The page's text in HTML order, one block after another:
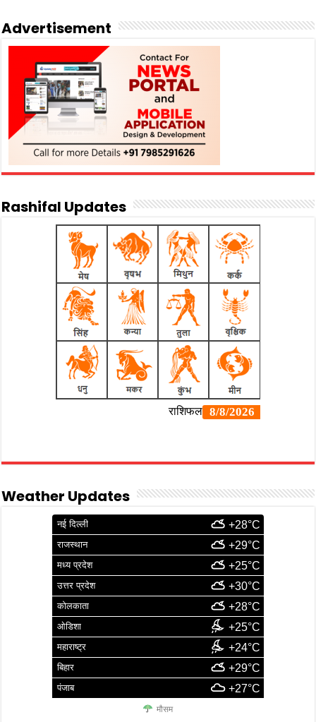
Advertisement
Rashifal Updates
Weather Updates
नई दिल्ली +28°C
राजस्थान +29°C
मध्य प्रदेश +25°C
उत्तर प्रदेश +30°C
कोलकाता +28°C
ओडिशा +25°C
महाराष्ट्र +24°C
बिहार +29°C
पंजाब +27°C
मौसम